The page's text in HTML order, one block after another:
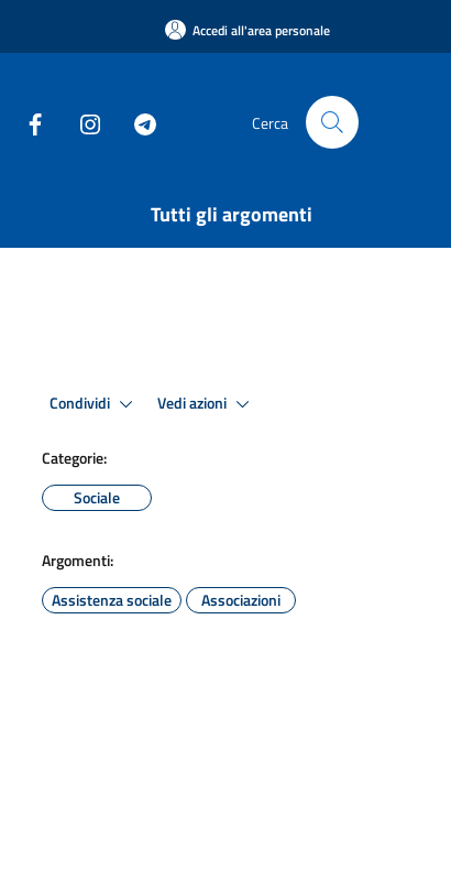
Accedi all'area personale
Cerca
Tutti gli argomenti
Condividi Vedi azioni
Categorie:
Sociale
Argomenti:
Assistenza sociale
Associazioni